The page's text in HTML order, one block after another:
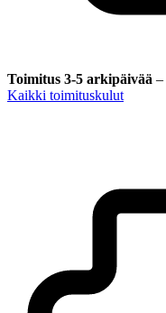
Toimitus 3-5 arkipäivää –
Kaikki toimituskulut